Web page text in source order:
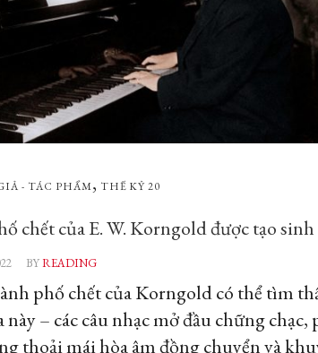
- TÁC PHẨM, THẾ KỶ 20
chết của E. W. Korngold được tạo sinh
BYREADING
phố chết của Korngold có thể tìm
này – các câu nhạc mở đầu chững chạc,
thoải mái hòa âm đồng chuyển và